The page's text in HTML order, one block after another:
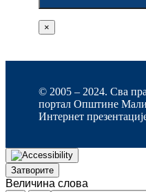
×
© 2005 – 2024. Сва
портал Општине
Интернет
Затворите
Величина слова